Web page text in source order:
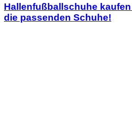
Hallenfußballschuhe
die passenden Schuhe!